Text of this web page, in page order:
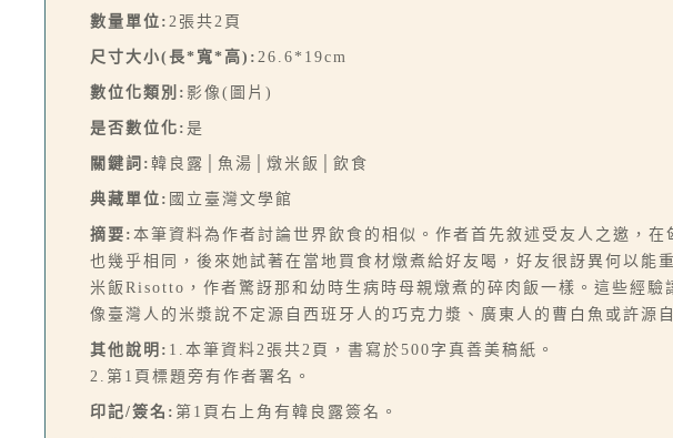
數量單位: 2張共2頁
尺寸大小(長*寬*高): 26.6*19cm
數位化類別: 影像(圖片)
是否數位化: 是
關鍵詞: 韓良露│魚湯│燉米飯│飲食
典藏單位: 國立臺灣文學館
摘要: 本筆資料為作者討論世界飲食的相似。作者首先敘述受友人之邀，
也幾乎相同，後來她試著在當地買食材燉煮給好友喝，好友很訝異何以
米飯Risotto，作者驚訝那和幼時生病時母親燉煮的碎肉飯一樣。這些經
像臺灣人的米漿說不定源自西班牙人的巧克力漿、廣東人的曹白魚或許源
其他說明: 1.本筆資料2張共2頁，書寫於500字真善美稿紙。
2.第1頁標題旁有作者署名。
印記/簽名: 第1頁右上角有韓良露簽名。